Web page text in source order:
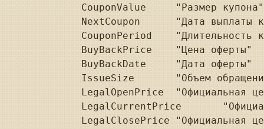
CouponValue	"Размер купона"	typeof(decimal));
NextCoupon	"Дата выплаты купона"	typeof(DateTime));
CouponPeriod	"Длительность купона"	typeof(int));
BuyBackPrice	"Цена оферты"	typeof(decimal));
BuyBackDate	"Дата оферты"	typeof(DateTime));
IssueSize	"Объем обращения"	typeof(int));
LegalOpenPrice	"Официальная цена открытия"	typeof(decimal));
LegalCurrentPrice	"Официальная текущая цена"	typeof(decimal));
LegalClosePrice	"Официальная цена закрытия"	typeof(decimal));